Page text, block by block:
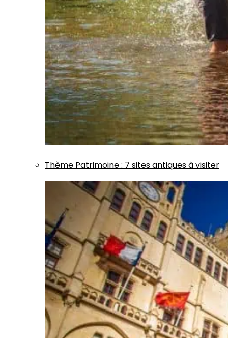
Thème Patrimoine: 7 sites antiques à visiter